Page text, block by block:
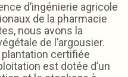
d’ingénierie agricole
de la pharmacie
nous avons la
de l’argousier.
certifiée
est dotée d’un